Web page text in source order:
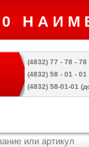
(4832) 77 - 78 - 78
(4832) 58 - 01 - 01
(4832) 58-01-01